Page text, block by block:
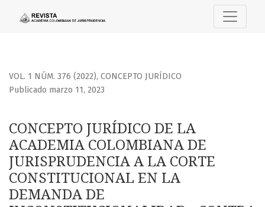
CONCEPTO JURÍDICO DE LA ACADEMIA COLOMBIANA DE
VOL. 1 NÚM. 376 (2022), CONCEPTO JURÍDICO
CONCEPTO JURÍDICO DE LA
ACADEMIA COLOMBIANA DE
JURISPRUDENCIA A LA CORTE
CONSTITUCIONAL EN LA
DEMANDA DE
Publicado marzo 11, 2023